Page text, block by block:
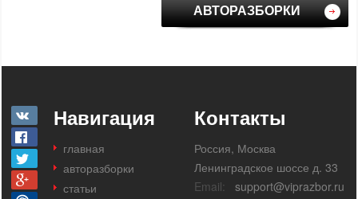
АВТОРАЗБОРКИ
Навигация
главная
авторазборки
статьи
Контакты
Россия, Москва
Ленинградское шоссе д. 33
Email:
support@viprazbor.ru